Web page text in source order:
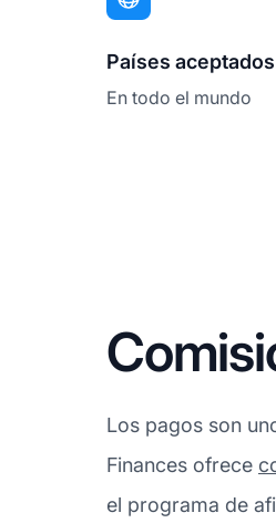
Países aceptados
En todo el mundo
Los pagos son
Finances ofrece
el programa de